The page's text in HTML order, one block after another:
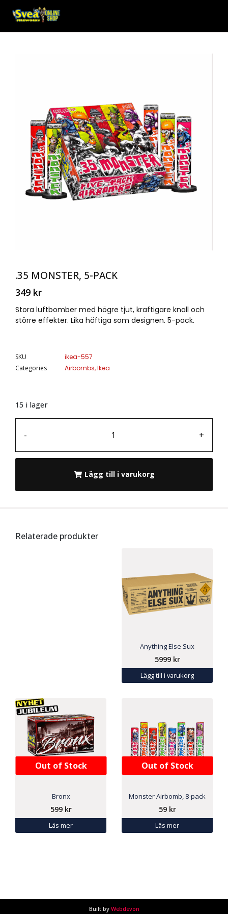
.35 MONSTER, 5-PACK
349 kr
Stora luftbomber med högre tjut, kraftigare knall och
större effekter. Lika häftiga som designen. 5-pack.
SKU
ikea-557
Categories
Airbombs,Ikea
15 i lager
- +
Lägg till i varukorg
Relaterade produkter
Anything Else Sux
5999 kr
Lägg till i varukorg
Out of Stock
Bronx
599 kr
Läs mer
Out of Stock
Monster Airbomb, 8-pack
59 kr
Läs mer
Built by Webdevon